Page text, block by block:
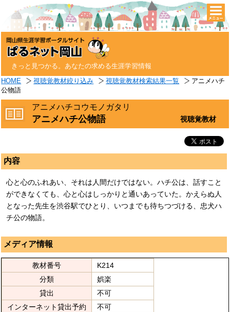
きっと見つかる。あなたの求める生涯学習情報
HOME 視聴覚教材絞り込み 視聴覚教材検索結果一覧
アニメハチ
公物語
アニメハチコウモノガタリ
アニメハチ公物語 視聴覚教材
内容
心と心のふれあい、それは人間だけではない。ハチ公は、話すこと
ができなくても、心と心はしっかりと通いあっていた。かえらぬ人
となった先生を渋谷駅でひとり、いつまでも待ちつづける、忠犬ハ
チ公の物語。
メディア情報
教材番号
K214
分類
娯楽
貸出
不可
インターネット貸出予約
不可